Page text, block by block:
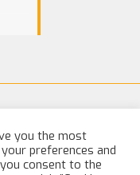
|Legal Notice
you the most
preferences and
consent to the